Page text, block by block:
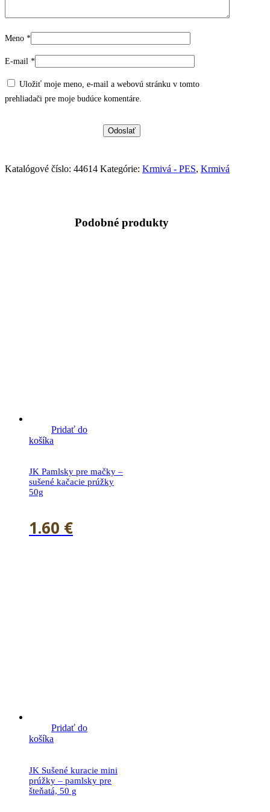
Meno *
E-mail *
Uložiť moje meno, e-mail a webovú stránku v tomto
prehliadači pre moje budúce komentáre.
Katalógové číslo: 44614 Kategórie: Krmivá - PES, Krmivá
Podobné produkty
Pridať do
košíka
JK Pamlsky pre mačky –
sušené kačacie prúžky
50g
1.60 €
Pridať do
košíka
JK Sušené kuracie mini
prúžky – pamlsky pre
šteňatá, 50 g